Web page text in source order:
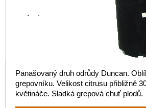
Panašovaný druh odrůdy Duncan.
grepovníku. Velikost citrusu přibližně
květináče. Sladká grepová chuť plodů.